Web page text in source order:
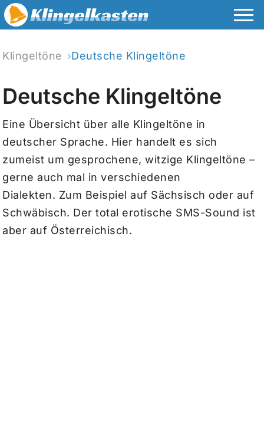
Klingeltöne Deutsche Klingeltöne
Deutsche Klingeltöne
Eine Übersicht über alle Klingeltöne in
deutscher Sprache. Hier handelt es sich
zumeist um gesprochene, witzige Klingeltöne –
gerne auch mal in verschiedenen
Dialekten. Zum Beispiel auf Sächsisch oder auf
Schwäbisch. Der total erotische SMS-Sound ist
aber auf Österreichisch.